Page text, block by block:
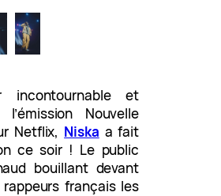
incontournable et
Nouvelle
Netflix, Niska a fait
ce soir ! Le public
bouillant devant
rappeurs français les